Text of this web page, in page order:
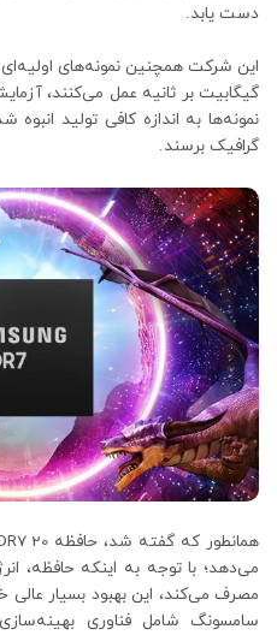
دست یابد.
گیگابیت بر ثانیه عمل می‌کنند،
نمونه‌ها به اندازه کافی تولید
گرافیک برسند.
می‌دهد؛ با توجه به اینکه حافظه،
سامسونگ شامل فناوری